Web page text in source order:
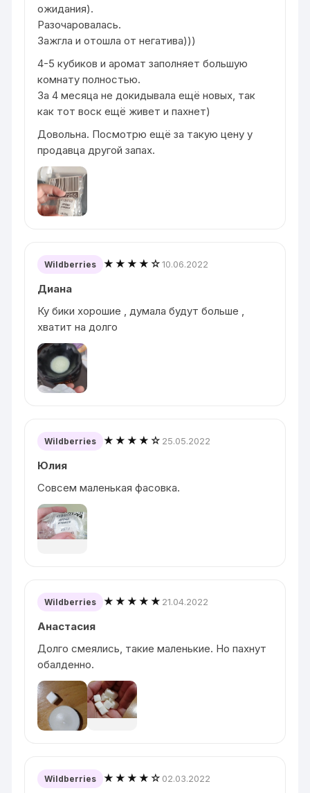
ожидания).
Разочаровалась.
Зажгла и отошла от негатива)))
4-5 кубиков и аромат заполняет большую
комнату полностью.
За 4 месяца не докидывала ещё новых, так
как тот воск ещё живет и пахнет)
Довольна. Посмотрю ещё за такую цену у
продавца другой запах.
Wildberries ★★★★☆10.06.2022
Диана
Ку бики хорошие , думала будут больше ,
хватит на долго
Wildberries ★★★★☆ 25.05.2022
Юлия
Совсем маленькая фасовка.
Wildberries ★★★★★ 21.04.2022
Анастасия
Долго смеялись, такие маленькие. Но пахнут
обалденно.
Wildberries ★★★★☆ 02.03.2022